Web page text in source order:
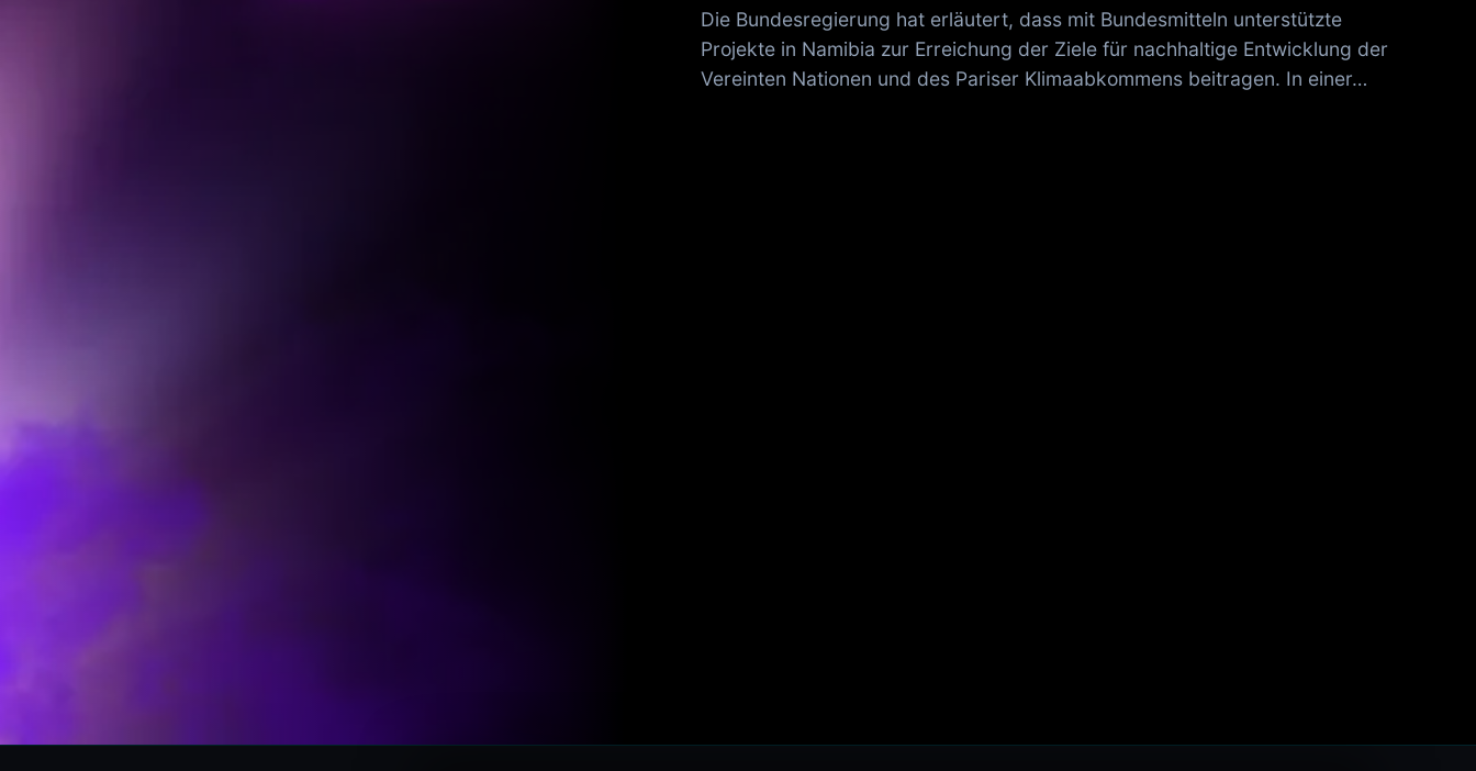
Die Bundesregierung hat erläutert, dass mit Bundesmitteln unterstützte
Projekte in Namibia zur Erreichung der Ziele für nachhaltige Entwicklung der
Vereinten Nationen und des Pariser Klimaabkommens beitragen. In einer…